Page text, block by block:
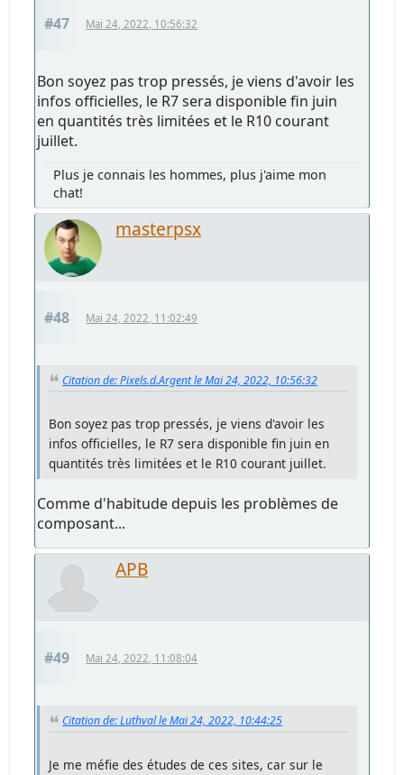
#47 Mai 24, 2022, 10:56:32
Bon soyez pas trop pressés, je viens d'avoir les
infos officielles, le R7 sera disponible fin juin
en quantités très limitées et le R10 courant
juillet.
Plus je connais les hommes, plus j'aime mon
chat!
masterpsx
#48 Mai 24, 2022, 11:02:49
Citation de: Pixels.d.Argent le Mai 24, 2022, 10:56:32
Bon soyez pas trop pressés, je viens d'avoir les
infos officielles, le R7 sera disponible fin juin en
quantités très limitées et le R10 courant juillet.
Comme d'habitude depuis les problèmes de
composant...
APB
#49 Mai 24, 2022, 11:08:04
Citation de: Luthval le Mai 24, 2022, 10:44:25
Je me méfie des études de ces sites, car sur le